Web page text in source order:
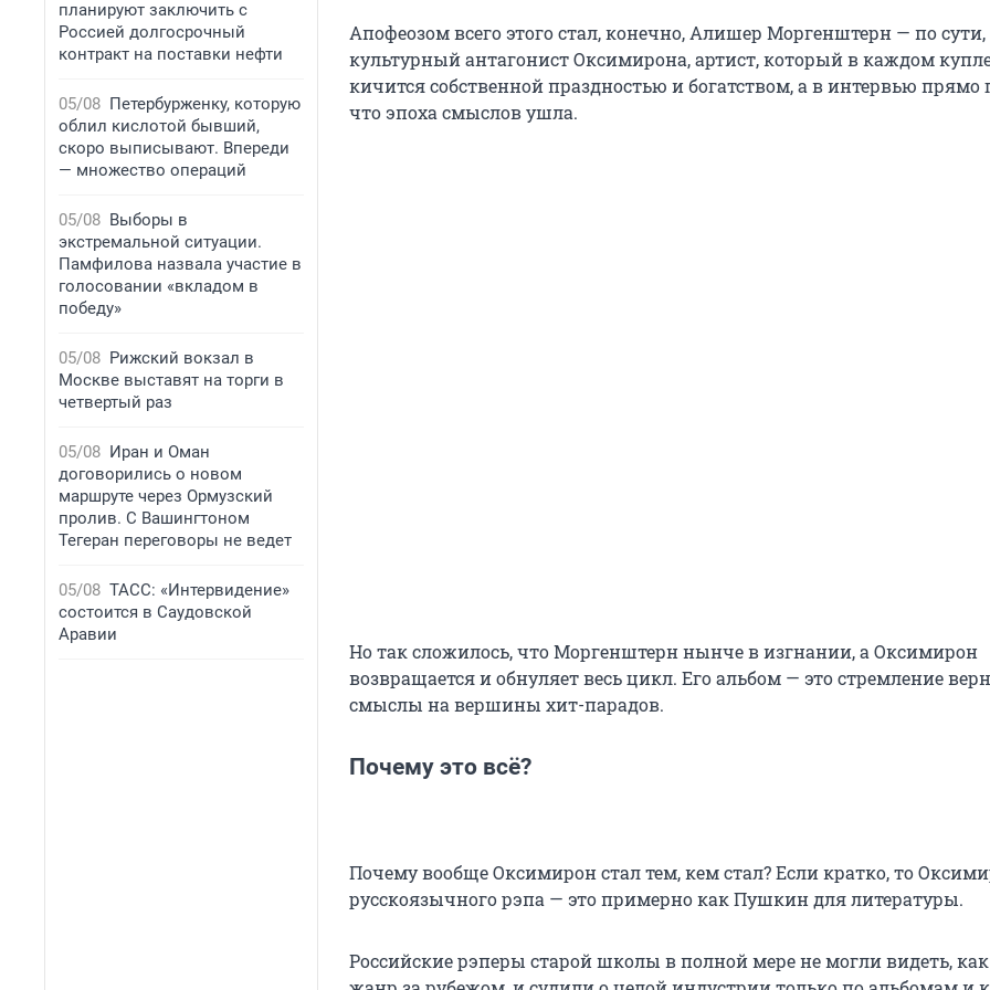
планируют заключить с
Россией долгосрочный
контракт на поставки нефти
05/08 Петербурженку, которую
облил кислотой бывший,
скоро выписывают. Впереди
— множество операций
05/08 Выборы в
экстремальной ситуации.
Памфилова назвала участие в
голосовании «вкладом в
победу»
05/08 Рижский вокзал в
Москве выставят на торги в
четвертый раз
05/08 Иран и Оман
договорились о новом
маршруте через Ормузский
пролив. С Вашингтоном
Тегеран переговоры не ведет
05/08 ТАСС: «Интервидение»
состоится в Саудовской
Аравии
Апофеозом всего этого стал, конечно, Алишер Моргенштерн — по сути,
культурный антагонист Оксимирона, артист, который в каждом
кичится собственной праздностью и богатством, а в интервью прямо
что эпоха смыслов ушла.
Но так сложилось, что Моргенштерн нынче в изгнании, а Оксимирон
возвращается и обнуляет весь цикл. Его альбом — это стремление
смыслы на вершины хит-парадов.
Почему это всё?
Почему вообще Оксимирон стал тем, кем стал? Если кратко, то
русскоязычного рэпа — это примерно как Пушкин для литературы.
Российские рэперы старой школы в полной мере не могли видеть, как